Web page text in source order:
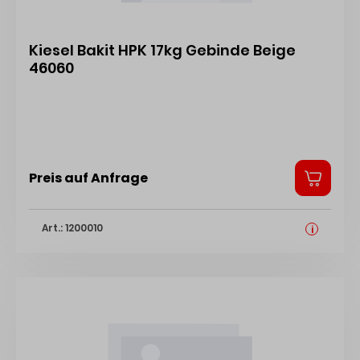
Kiesel Bakit HPK 17kg Gebinde Beige
46060
Preis auf Anfrage
Art.: 1200010 i